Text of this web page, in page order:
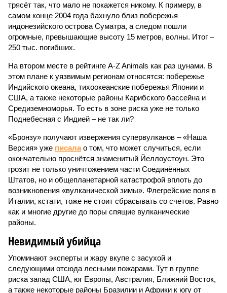
трясёт так, что мало не покажется никому. К примеру, в
самом конце 2004 года бахнуло близ побережья
индонезийского острова Суматра, а следом пошли
огромные, превышающие высоту 15 метров, волны. Итог –
250 тыс. погибших.
На втором месте в рейтинге A-Z Animals как раз цунами. В
этом плане к уязвимым регионам относятся: побережье
Индийского океана, тихо­океанские побережья Японии и
США, а также некоторые районы Карибского бассейна и
Средиземноморья. То есть в зоне риска уже не только
Поднебесная с Индией – не так ли?
«Бронзу» получают извержения супервулканов – «Наша
Версия» уже писалао том, что может случиться, если
окончательно проснётся знаменитый Йеллоустоун. Это
грозит не только уничтожением части Соединённых
Штатов, но и общепланетарной катастрофой вплоть до
возникновения «вулканической зимы». Флегрейские поля в
Италии, кстати, тоже не стоит сбрасывать со счетов. Равно
как и многие другие до поры спящие вулканические
районы.
Невидимый убийца
Упоминают эксперты и жару вкупе с засухой и
следующими отсюда лесными пожарами. Тут в группе
риска запад США, юг Европы, Австралия, Ближний Восток,
а также некоторые районы Бразилии и Африки к югу от